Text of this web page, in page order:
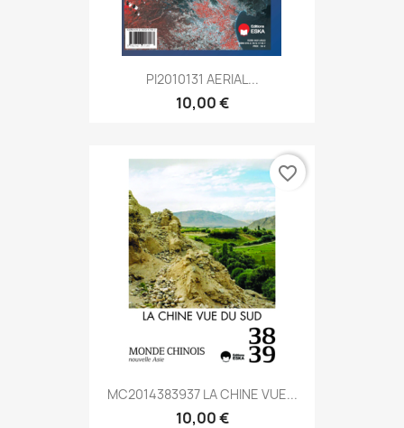
PI2010131 AERIAL...
10,00 €
MC2014383937 LA CHINE VUE...
10,00 €
favorite_border